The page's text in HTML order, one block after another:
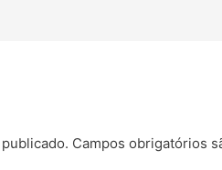
Campos obrigatórios